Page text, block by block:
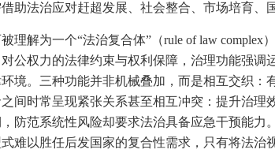
法治应对赶超发展、社会整合、市场培育、
理解为一个“法治复合体”（rule of law
公权力的法律约束与权利保障，治理功能强
境。三种功能并非机械叠加，而是相互交织
间时常呈现紧张关系甚至相互冲突：提升治
防范系统性风险却要求法治具备应急干预能
难以胜任后发国家的复合性需求，只有将法